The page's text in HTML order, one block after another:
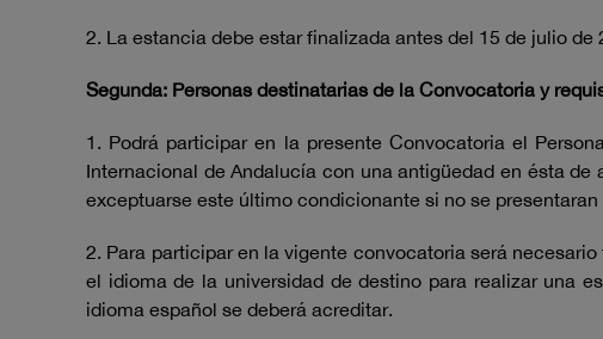
2. La estancia debe estar finalizada antes del 15 de julio de
Segunda: Personas destinatarias de la Convocatoria y
1. Podrá participar en la presente Convocatoria el
Internacional de Andalucía con una antigüedad en ésta
exceptuarse este último condicionante si no se
2. Para participar en la vigente convocatoria será
el idioma de la universidad de destino para realizar una
idioma español se deberá acreditar.